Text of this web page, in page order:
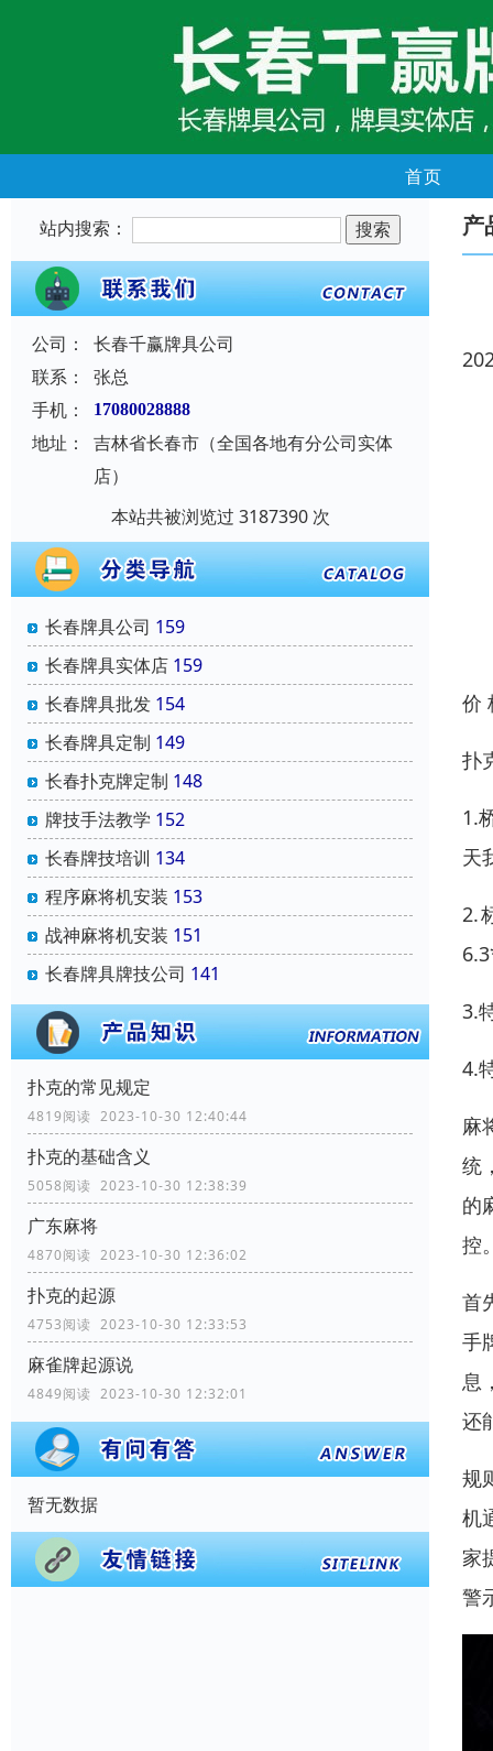
首页
站内搜索：
公司：
长春千赢牌具公司
联系：
张总
手机：
17080028888
地址：
吉林省长春市（全国各地有分公司实体
店）
本站共被浏览过 3187390 次
长春牌具公司 159
长春牌具实体店 159
长春牌具批发 154
长春牌具定制 149
长春扑克牌定制 148
牌技手法教学 152
长春牌技培训 134
程序麻将机安装 153
战神麻将机安装 151
长春牌具牌技公司 141
扑克的常见规定
4819阅读 2023-10-30 12:40:44
扑克的基础含义
5058阅读 2023-10-30 12:38:39
广东麻将
4870阅读 2023-10-30 12:36:02
扑克的起源
4753阅读 2023-10-30 12:33:53
麻雀牌起源说
4849阅读 2023-10-30 12:32:01
暂无数据
产
价
扑
1.
天
2.
3.
4.
麻
统
的
控
首
手
息
还
规
机
家
警